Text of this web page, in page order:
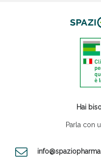
Hai
Parla con